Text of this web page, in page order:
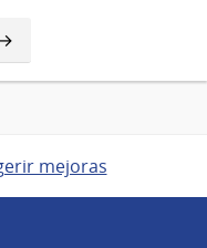
mejoras